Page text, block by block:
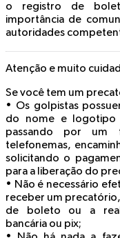
o registro de
importância de
autoridades
Atenção e muito
Se você tem um
• Os golpistas
do nome e logotipo
passando por um
telefonemas,
solicitando o
para a liberação do
• Não é necessário
receber um
de boleto ou a
bancária ou pix;